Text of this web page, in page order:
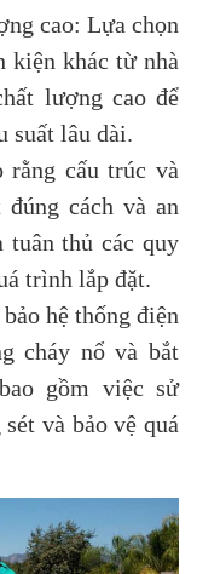
cao: Lựa chọn
kiện khác từ nhà
lượng cao để
suất lâu dài.
cấu trúc và
cách và an
tuân thủ các quy
trình lắp đặt.
hệ thống điện
cháy nổ và bắt
gồm việc sử
và bảo vệ quá